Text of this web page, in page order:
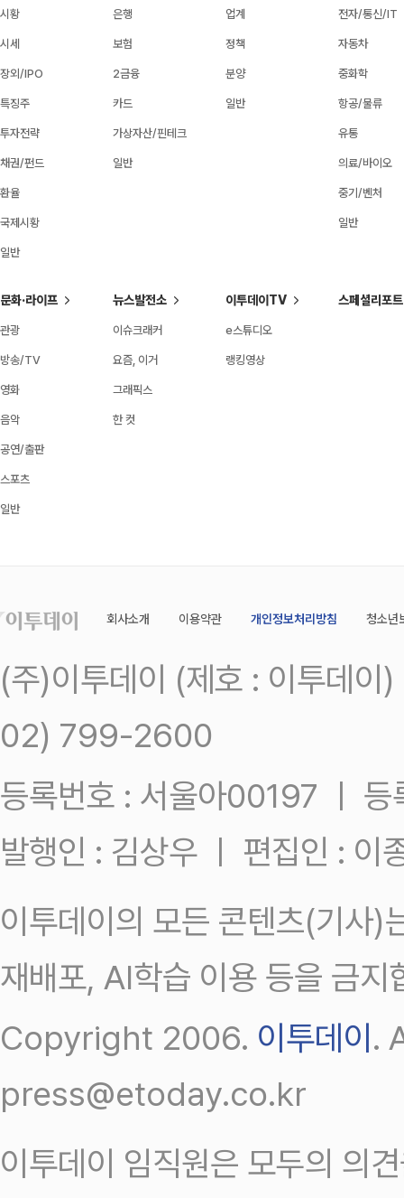
시황
시세
장외/IPO
특징주
투자전략
채권/펀드
환율
국제시황
일반
은행
보험
2금융
카드
가상자산/핀테크
일반
업계
정책
분양
일반
전자/통신/IT
자동차
중화학
항공/물류
유통
의료/바이오
중기/벤처
일반
문화·라이프
관광
방송/TV
영화
음악
공연/출판
스포츠
일반
뉴스발전소
이슈크래커
요즘, 이거
그래픽스
한 컷
이투데이TV
e스튜디오
랭킹영상
스페셜리포트
회사소개 이용약관 개인정보처리방침 청소년
(주)이투데이 (제호 : 이투데
02) 799-2600
등록번호 : 서울아00197 ㅣ
발행인 : 김상우 ㅣ 편집인 : 이
이투데이의 모든 콘텐츠(기사)
재배포, AI학습 이용 등을 금지
Copyright 2006. 이투데이.
press@etoday.co.kr
이투데이 임직원은 모두의 의